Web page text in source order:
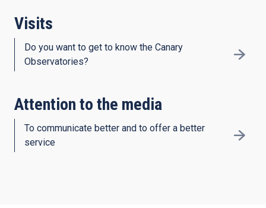
Visits
Do you want to get to know the Canary
Observatories?
Attention to the media
To communicate better and to offer a better
service